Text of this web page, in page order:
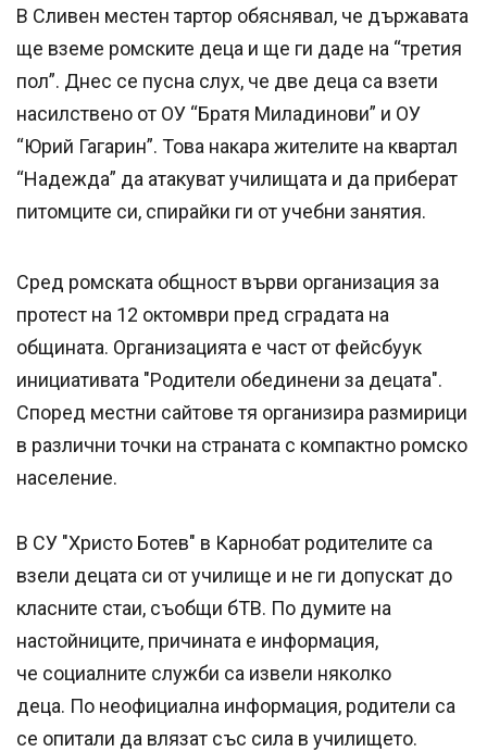
В Сливен местен тартор обяснявал, че държавата
ще вземе ромските деца и ще ги даде на “третия
пол”. Днес се пусна слух, че две деца са взети
насилствено от ОУ “Братя Миладинови” и ОУ
“Юрий Гагарин”. Това накара жителите на квартал
“Надежда” да атакуват училищата и да приберат
питомците си, спирайки ги от учебни занятия.
Сред ромската общност върви организация за
протест на 12 октомври пред сградата на
общината. Организацията е част от фейсбуук
инициативата "Родители обединени за децата".
Според местни сайтове тя организира размирици
в различни точки на страната с компактно ромско
население.
В СУ "Христо Ботев" в Карнобат родителите са
взели децата си от училище и не ги допускат до
класните стаи, съобщи бТВ. По думите на
настойниците, причината е информация,
че социалните служби са извели няколко
деца. По неофициална информация, родители са
се опитали да влязат със сила в училището.